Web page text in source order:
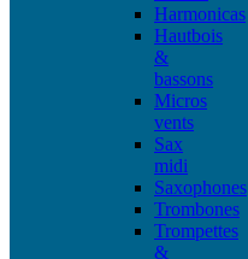
Harmonicas
Hautbois
&
bassons
Micros
vents
Sax
midi
Saxophones
Trombones
Trompettes
&